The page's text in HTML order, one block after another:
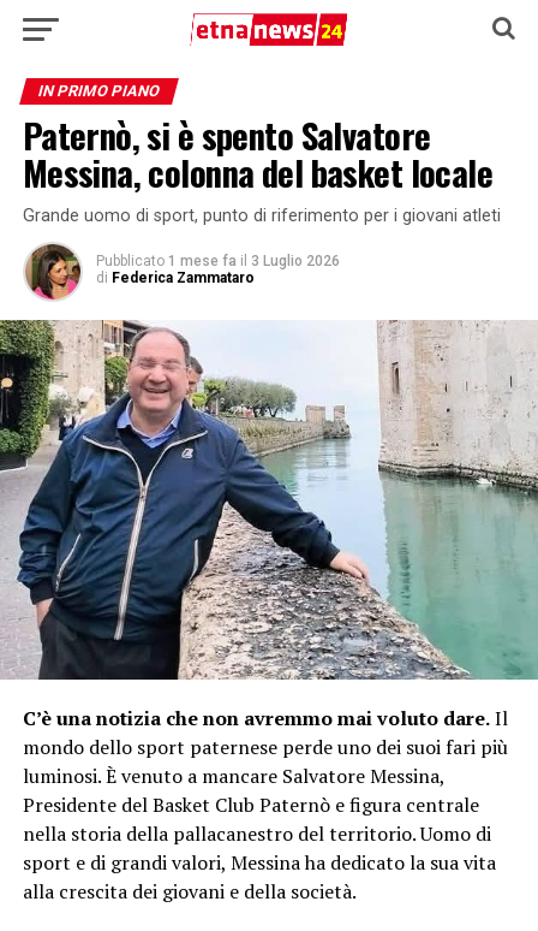
IN PRIMO PIANO
Paternò, si è spento Salvatore
Messina, colonna del basket locale
Grande uomo di sport, punto di riferimento per i giovani atleti
Pubblicato 1 mese fa il 3 Luglio 2026
di Federica Zammataro
C’è una notizia che non avremmo mai voluto dare.Il
mondo dello sport paternese perde uno dei suoi fari più
luminosi. È venuto a mancare Salvatore Messina,
Presidente del Basket Club Paternò e figura centrale
nella storia della pallacanestro del territorio. Uomo di
sport e di grandi valori, Messina ha dedicato la sua vita
alla crescita dei giovani e della società.